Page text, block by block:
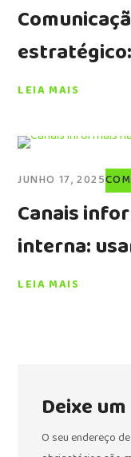
com
LEIA MAIS
JUNHO 17, 2025
Canais
interna:
LEIA MAIS
Deixe
O seu endereço